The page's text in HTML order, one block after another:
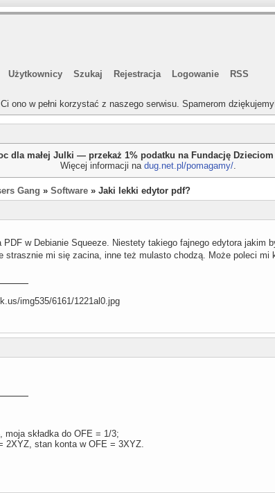
Użytkownicy Szukaj Rejestracja Logowanie
RSS
ono w pełni korzystać z naszego serwisu. Spamerom
dla małej Julki — przekaż 1% podatku na Fundację Dzieciom
Więcej informacji na dug.net.pl/pomagamy/.
Gang » Software » Jaki lekki edytor pdf?
PDF w Debianie Squeeze. Niestety takiego fajnego edytora
strasznie mi się zacina, inne też mulasto chodzą. Może poleci
moja składka do OFE = 1/3;
2XYZ, stan konta w OFE = 3XYZ.